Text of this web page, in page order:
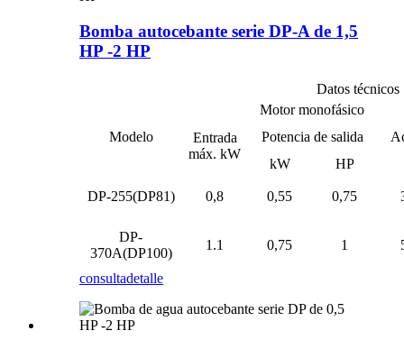
Bomba autocebante serie DP-A de 1,5
HP -2 HP
Datos técnicos
Modelo
Motor monofásico
Entrada
máx. kW
Potencia de salida
kW
HP
DP-255(DP81) 0,8 0,55 0,75
DP-
370A(DP100)
1.1 0,75 1
consultadetalle